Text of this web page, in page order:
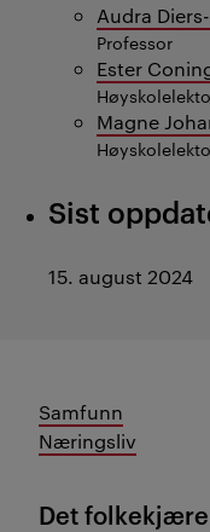
Audra
Professor
Ester
Magne
Sist
15. august 2024
Samfunn
Næringsliv
Det folkekjære